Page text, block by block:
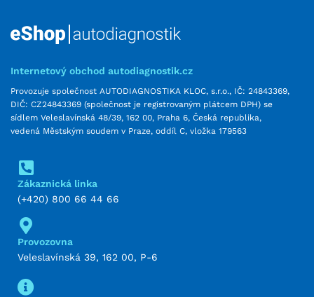
Internetový obchod autodiagnostik.cz
Provozuje společnost AUTODIAGNOSTIKA KLOC, s.r.o., IČ: 24843369,
DIČ: CZ24843369 (společnost je registrovaným plátcem DPH) se
sídlem Veleslavínská 48/39, 162 00, Praha 6, Česká republika,
vedená Městským soudem v Praze, oddíl C, vložka 179563
Zákaznická linka
(+420) 800 66 44 66
Provozovna
Veleslavínská 39, 162 00, P-6